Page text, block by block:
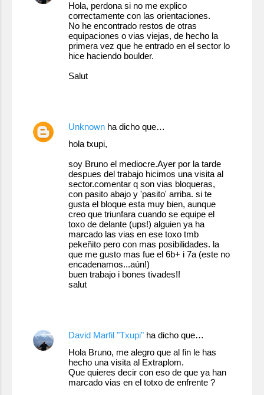
Hola, perdona si no me explico
correctamente con las orientaciones.
No he encontrado restos de otras
equipaciones o vias viejas, de hecho la
primera vez que he entrado en el sector lo
hice haciendo boulder.
Salut
Unknown ha dicho que…
hola txupi,
soy Bruno el mediocre.Ayer por la tarde
despues del trabajo hicimos una visita al
sector.comentar q son vias bloqueras,
con pasito abajo y 'pasito' arriba. si te
gusta el bloque esta muy bien, aunque
creo que triunfara cuando se equipe el
toxo de delante (ups!) alguien ya ha
marcado las vias en ese toxo tmb
pekeñito pero con mas posibilidades. la
que me gusto mas fue el 6b+ i 7a (este no
encadenamos...aún!)
buen trabajo i bones tivades!!
salut
David Marfil "Txupi" ha dicho que…
Hola Bruno, me alegro que al fin le has
hecho una visita al Extraplom.
Que quieres decir con eso de que ya han
marcado vias en el totxo de enfrente ?